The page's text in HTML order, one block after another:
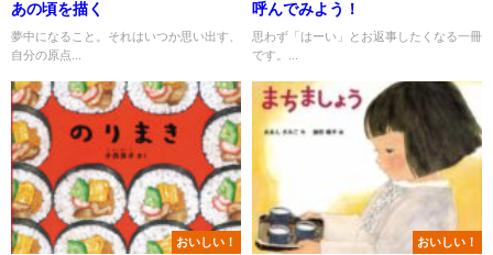
あの頃を描く
夢中になること。それはいつか思い出す、
自分の原点...
呼んでみよう！
思わず「はーい」とお返事したくなる一冊
です。...
おいしい！ おいしい！